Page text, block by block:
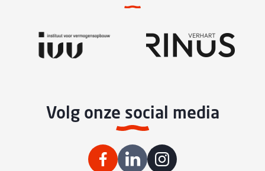
Volg onze social media